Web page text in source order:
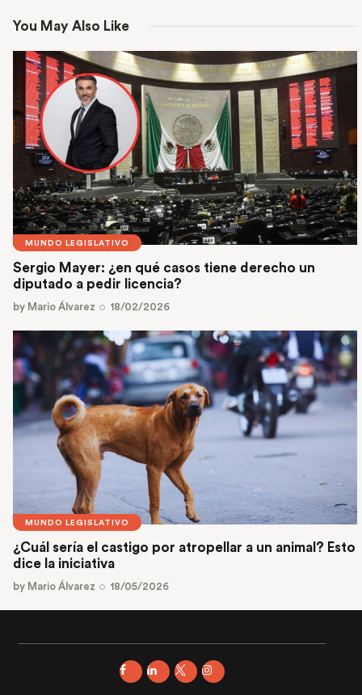
You May Also Like
MUNDO LEGISLATIVO
Sergio Mayer: ¿en qué casos tiene derecho un
diputado a pedir licencia?
by Mario Álvarez 18/02/2026
MUNDO LEGISLATIVO
¿Cuál sería el castigo por atropellar a un animal? Esto
dice la iniciativa
by Mario Álvarez 18/05/2026